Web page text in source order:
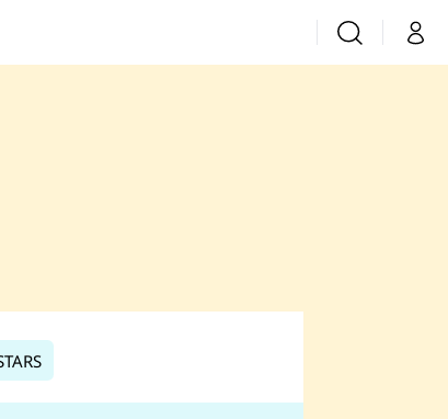
VyhledáváníMůj
Prima Lajk